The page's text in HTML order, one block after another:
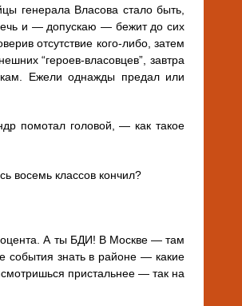
генерала Власова стало быть,
и — допускаю — бежит до сих
отсутствие кого-либо, затем
“героев-власовцев”, завтра
Ежели однажды предал или
помотал головой, — как такое
классов кончил?
А ты БДИ! В Москве — там
события знать в районе — какие
пристальнее — так на